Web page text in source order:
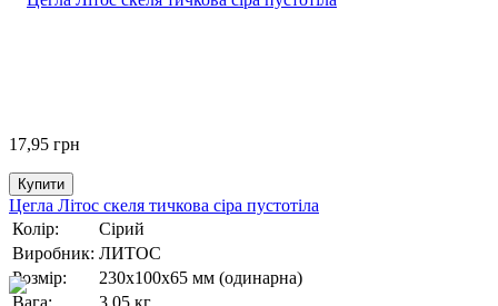
17,95 грн
Купити
Цегла Літос скеля тичкова сіра пустотіла
Колір:
Сірий
Виробник: ЛИТОС
Розмір:
230х100х65 мм (одинарна)
Вага:
3,05 кг